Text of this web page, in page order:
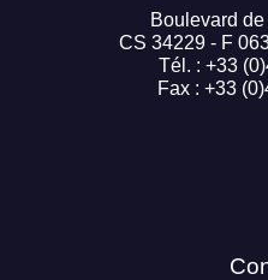
Boulevard de
CS 34229 - F
Tél. : +33
Fax : +33